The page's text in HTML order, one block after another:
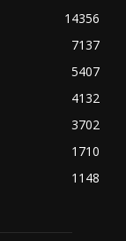
14356
7137
5407
4132
3702
1710
1148